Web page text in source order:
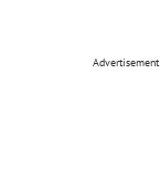
Advertisement